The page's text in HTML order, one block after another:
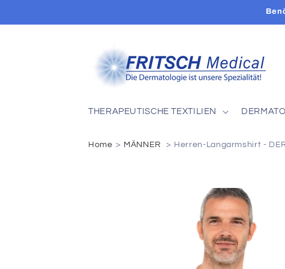
Inhalt
THERAPEUTISCHE TEXTILIEN
Home MÄNNER Herren-Langarmshirt -